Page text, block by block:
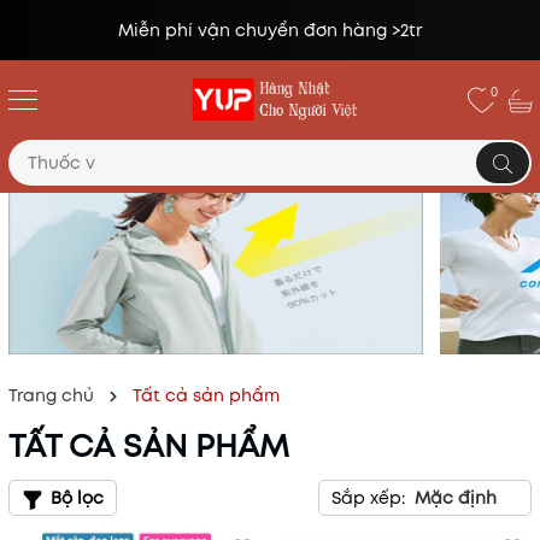
Miễn phí vận chuyển đơn hàng >2tr
0
Trang chủ Tất cả sản phẩm
TẤT CẢ SẢN PHẨM
Bộ lọc Sắp xếp: Mặc định